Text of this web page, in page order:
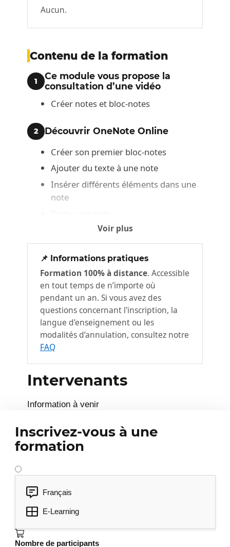
Aucun.
Contenu de la formation
1
Ce module vous propose la
consultation d’une vidéo
Créer notes et bloc-notes
2 Découvrir OneNote Online
Créer son premier bloc-notes
Ajouter du texte à une note
Insérer différents éléments dans une
note
Prendre des notes manuscrites
Utiliser OneNote Web Clipper
Optimiser notes, pages de notes
et bloc-notes
Structurer une page de notes
Organiser pages de notes, sections et
bloc-notes
Rechercher des notes
Déverrouiller une note protégée
4 Collaborer autour des notes
Partager ses notes
Gérer les modifications et les versions
d’un bloc-notes partagé
Voir plus
📌 Informations pratiques
Formation 100% à distance. Accessible
en tout temps de n’importe où
pendant un an. Si vous avez des
questions concernant l'inscription, la
langue d’enseignement ou les
modalités d’annulation, consultez notre
FAQ
Intervenants
Information à venir
Inscrivez-vous à une
formation
Français
E-Learning
Nombre de participants